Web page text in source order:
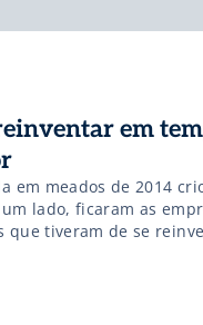
em
em meados de 2014
lado, ficaram as
que tiveram de se
com relativo […]